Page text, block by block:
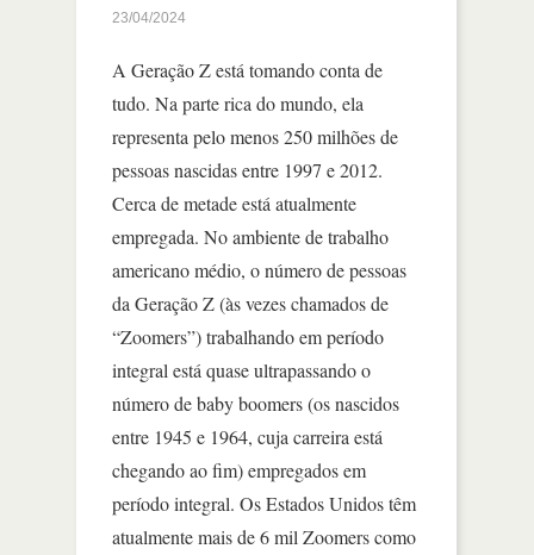
23/04/2024
A Geração Z está tomando conta de
tudo. Na parte rica do mundo, ela
representa pelo menos 250 milhões de
pessoas nascidas entre 1997 e 2012.
Cerca de metade está atualmente
empregada. No ambiente de trabalho
americano médio, o número de pessoas
da Geração Z (às vezes chamados de
“Zoomers”) trabalhando em período
integral está quase ultrapassando o
número de baby boomers (os nascidos
entre 1945 e 1964, cuja carreira está
chegando ao fim) empregados em
período integral. Os Estados Unidos têm
atualmente mais de 6 mil Zoomers como